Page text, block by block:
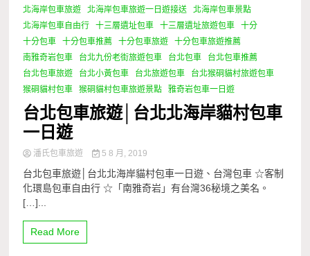
北海岸包車旅遊
北海岸包車旅遊一日遊接送
北海岸包車景點
北海岸包車自由行
十三層遺址包車 十三層遺址旅遊包車
十分
十分包車
十分包車推薦 十分包車旅遊
十分包車旅遊推薦
南雅奇岩包車
台北九份老街旅遊包車 台北包車
台北包車推薦
台北包車旅遊
台北小黃包車 台北旅遊包車
台北猴硐貓村旅遊包車
猴硐貓村包車
猴硐貓村包車旅遊景點 雅奇岩包車一日遊
台北包車旅遊│台北北海岸貓村包車
一日遊
潘氏包車旅遊 5 8 月, 2019
台北包車旅遊│台北北海岸貓村包車一日遊、台灣包車 ☆客制
化環島包車自由行 ☆「南雅奇岩」有台灣36秘境之美名。
[…]...
Read More